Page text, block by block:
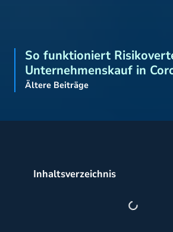
So funktioniert
Unternehmenskauf in
Ältere Beiträge
Inhaltsverzeichnis